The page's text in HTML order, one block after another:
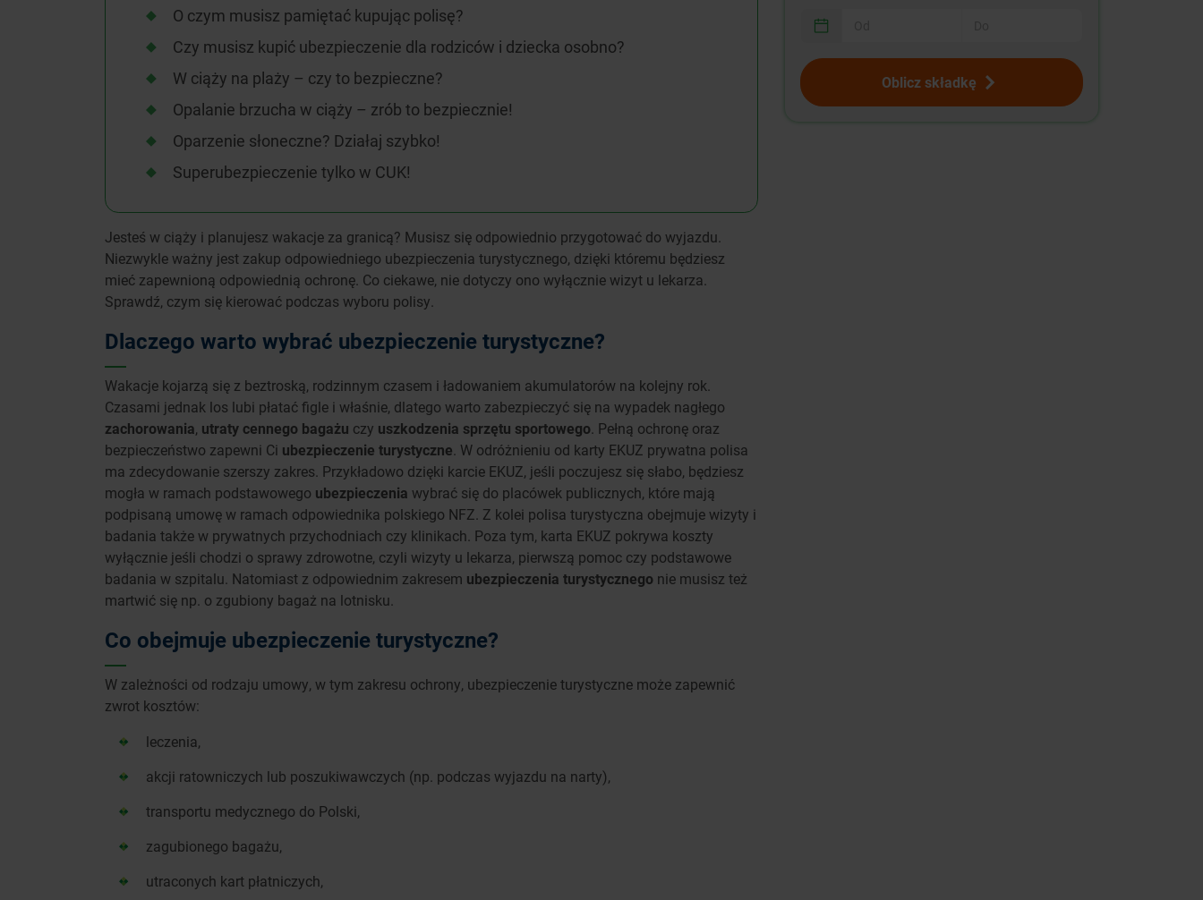
O czym musisz pamiętać kupując polisę?
Czy musisz kupić ubezpieczenie dla rodziców i dziecka osobno?
W ciąży na plaży – czy to bezpieczne?
Opalanie brzucha w ciąży – zrób to bezpiecznie!
Oparzenie słoneczne? Działaj szybko!
Superubezpieczenie tylko w CUK!
Jesteś w ciąży i planujesz wakacje za granicą? Musisz się odpowiednio przygotować do wyjazdu.
Niezwykle ważny jest zakup odpowiedniego ubezpieczenia turystycznego, dzięki któremu będziesz
mieć zapewnioną odpowiednią ochronę. Co ciekawe, nie dotyczy ono wyłącznie wizyt u lekarza.
Sprawdź, czym się kierować podczas wyboru polisy.
Dlaczego warto wybrać ubezpieczenie turystyczne?
Wakacje kojarzą się z beztroską, rodzinnym czasem i ładowaniem akumulatorów na kolejny rok.
Czasami jednak los lubi płatać figle i właśnie, dlatego warto zabezpieczyć się na wypadek nagłego
zachorowania, utraty cennego bagażu czy uszkodzenia sprzętu sportowego . Pełną ochronę oraz
bezpieczeństwo zapewni Ci ubezpieczenie turystyczne . W odróżnieniu od karty EKUZ prywatna polisa
ma zdecydowanie szerszy zakres. Przykładowo dzięki karcie EKUZ, jeśli poczujesz się słabo, będziesz
mogła w ramach podstawowego ubezpieczenia wybrać się do placówek publicznych, które mają
podpisaną umowę w ramach odpowiednika polskiego NFZ. Z kolei polisa turystyczna obejmuje wizyty i
badania także w prywatnych przychodniach czy klinikach. Poza tym, karta EKUZ pokrywa koszty
wyłącznie jeśli chodzi o sprawy zdrowotne, czyli wizyty u lekarza, pierwszą pomoc czy podstawowe
badania w szpitalu. Natomiast z odpowiednim zakresem ubezpieczenia turystycznego nie musisz też
martwić się np. o zgubiony bagaż na lotnisku.
Co obejmuje ubezpieczenie turystyczne?
W zależności od rodzaju umowy, w tym zakresu ochrony, ubezpieczenie turystyczne może zapewnić
zwrot kosztów:
leczenia,
akcji ratowniczych lub poszukiwawczych (np. podczas wyjazdu na narty),
transportu medycznego do Polski,
zagubionego bagażu,
utraconych kart płatniczych,
Oblicz składkę